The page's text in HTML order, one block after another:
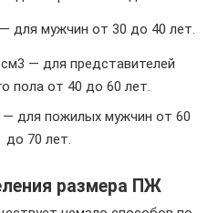
для мужчин от 30 до 40 лет.
— для представителей
пола от 40 до 60 лет.
для пожилых мужчин от 60
до 70 лет.
размера ПЖ